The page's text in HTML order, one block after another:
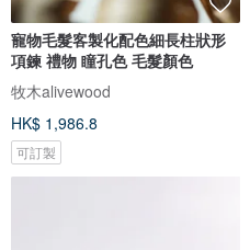
寵物毛髮客製化配色細長柱狀形
項鍊 禮物 瞳孔色 毛髮顏色
牧木alivewood
HK$ 1,986.8
可訂製